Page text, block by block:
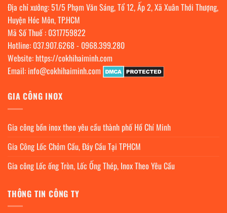
Địa chỉ xưởng: 51/5 Phạm Văn Sáng, Tổ 12, Ấp 2, Xã Xuân Thới Thượng,
Huyện Hóc Môn, TP.HCM
Mã Số Thuế : 0317759822
Hotline: 037.907.6268- 0968.399.280
Website: https://cokhihaiminh.com
Email: info@cokhihaiminh.com
GIA CÔNG INOX
Gia công bồn inox theo yêu cầu thành phố Hồ Chí Minh
Gia Công Lốc Chỏm Cầu, Đáy Cầu Tại TPHCM
Gia công Lốc ống Tròn, Lốc Ống Thép, Inox Theo Yêu Cầu
THÔNG TIN CÔNG TY